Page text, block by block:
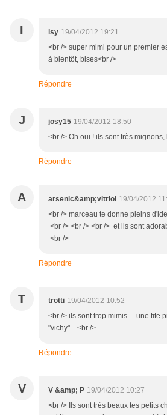
I isy 19/04/2012 19:21
<br /> super mimi pour un premier
à bientôt, bises<br />
Répondre
J josy15 19/04/2012 18:50
<br /> Oh oui ! ils sont très mignons,
Répondre
A arsenic&amp;vitriol 19/04/2012
<br /> marceau te donne pleins
<br /> <br /> <br /> et ils sont
<br />
Répondre
T trotti 19/04/2012 10:52
<br /> ils sont trop mimis.....une tite
"vichy"....<br />
Répondre
V V &amp; P 19/04/2012 10:27
<br /> Ils sont très beaux tes petits